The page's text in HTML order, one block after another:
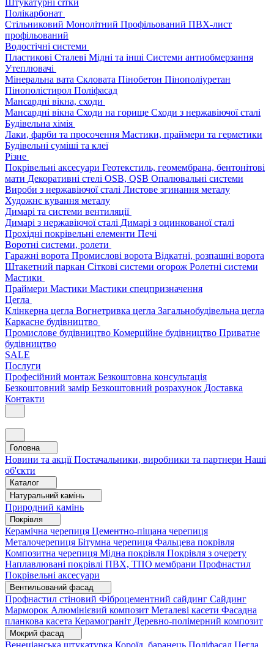
Штукатурні сітки
Полікарбонат
Стільниковий Монолітний Профільований ПВХ-лист
профільований
Водостічні системи
Пластикові Сталеві Мідні та інші Системи антиобмерзання
Утеплювачі
Мінеральна вата Скловата Пінобетон Пінополіуретан
Пінополістирол Поліфасад
Мансардні вікна, сходи
Мансардні вікна Сходи на горище Сходи з нержавіючої сталі
Будівельна хімія
Лаки, фарби та просочення Мастики, праймери та герметики
Будівельні суміші та клеї
Різне
Покрівельні аксесуари Геотекстиль, геомембрана, бентонітові
мати Декоративні стелі OSB, QSB Опалювальні системи
Вироби з нержавіючої сталі Листове згинання металу
Художнє кування металу
Димарі та системи вентиляції
Димарі з нержавіючої сталі Димарі з оцинкованої сталі
Прохідні покрівельні елементи Печі
Воротні системи, ролети
Гаражні ворота Промислові ворота Відкатні, розпашні ворота
Штакетний паркан Сіткові системи огорож Ролетні системи
Мастики
Праймери Мастики Мастики спецпризначення
Цегла
Клінкерна цегла Вогнетривка цегла Загальнобудівельна цегла
Каркасне будівництво
Промислове будівництво Комерційне будівництво Приватне
будівництво
SALE
Послуги
Професійний монтаж Безкоштовна консультація
Безкоштовний замір Безкоштовний розрахунок Доставка
Контакти
Головна
Новини та акціїПостачальники, виробники та партнери Наші
об'єкти
Каталог
Натуральний камінь
Природний камінь
Покрівля
Керамічна черепиця Цементно-піщана черепиця
Металочерепиця Бітумна черепиця Фальцева покрівля
Композитна черепиця Мідна покрівля Покрівля з очерету
Наплавлювані покрівлі ПВХ, ТПО мембрани Профнастил
Покрівельні аксесуари
Вентильований фасад
Профнастил стіновий Фіброцементний сайдинг Сайдинг
Марморок Алюмінієвий композит Металеві касети Фасадна
планкова касета Керамограніт Деревно-полімерний композит
Мокрий фасад
Венеціанська штукатурка Короїд, баранець Поліфасад Цегла